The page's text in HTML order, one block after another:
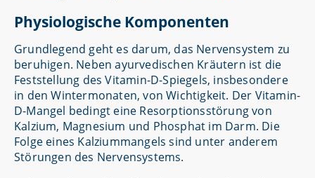
Physiologische Komponenten
Grundlegend geht es darum, das Nervensystem zu
beruhigen. Neben ayurvedischen Kräutern ist die
Feststellung des Vitamin-D-Spiegels, insbesondere
in den Wintermonaten, von Wichtigkeit. Der Vitamin-
D-Mangel bedingt eine Resorptionsstörung von
Kalzium, Magnesium und Phosphat im Darm. Die
Folge eines Kalziummangels sind unter anderem
Störungen des Nervensystems.